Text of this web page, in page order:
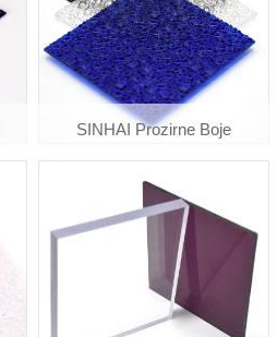
SINHAI Prozirne Boje
Reljefnim Polikarbonatnim
Pločama